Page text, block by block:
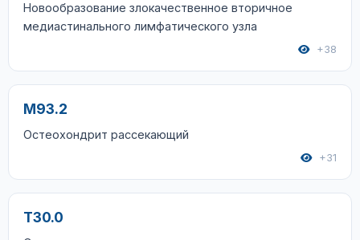
Новообразование злокачественное вторичное
медиастинального лимфатического узла
+38
M93.2
Остеохондрит рассекающий
+31
T30.0